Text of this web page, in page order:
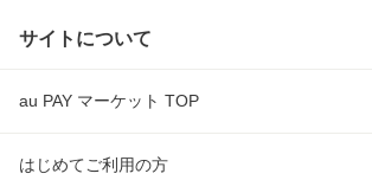
サイトについて
au PAY マーケット TOP
はじめてご利用の方